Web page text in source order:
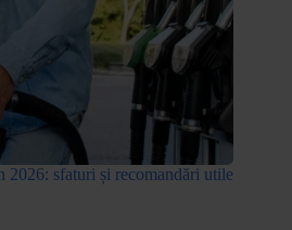
2026: sfaturi și recomandări utile